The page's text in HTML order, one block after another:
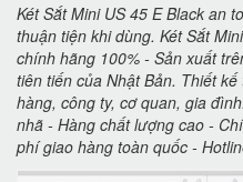
Két Sắt Mini US 45 E Black an
thuận tiện khi dùng. Két Sắt
chính hãng 100% - Sản xuất
tiên tiến của Nhật Bản. Thiết
hàng, công ty, cơ quan, gia
nhã - Hàng chất lượng cao -
phí giao hàng toàn quốc -